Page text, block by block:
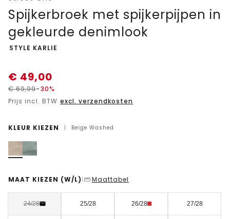
Spijkerbroek met spijkerpijpen in
gekleurde denimlook
-
STYLE KARLIE
€ 49,00
€69,99-30%
Prijs incl. BTW excl. verzendkosten
KLEUR KIEZEN | Beige Washed
MAAT KIEZEN (W/L) | Maattabel
24/28 25/28 26/28 27/28